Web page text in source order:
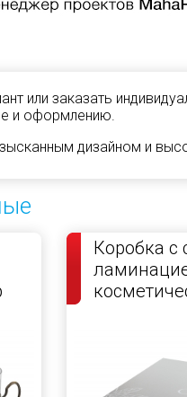
или заказать
и оформлению.
дизайном и
Коробка с